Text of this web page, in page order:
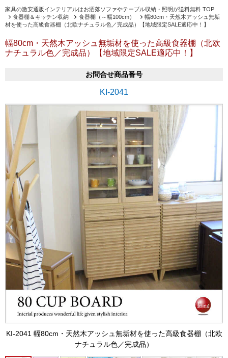
家具の激安通販インテリアルはお洒落ソファやテーブル収納・照明が送料無料 TOP
食器棚＆キッチン収納
食器棚（～幅100cm）
幅80cm・天然木アッシュ無垢
材を使った高級食器棚（北欧ナチュラル色／完成品）【地域限定SALE適応中！】
幅80cm・天然木アッシュ無垢材を使った高級食器棚（北欧
ナチュラル色／完成品）【地域限定SALE適応中！】
お問合せ商品番号
KI-2041
KI-2041 幅80cm・天然木アッシュ無垢材を使った高級食器棚（北欧
ナチュラル色／完成品）